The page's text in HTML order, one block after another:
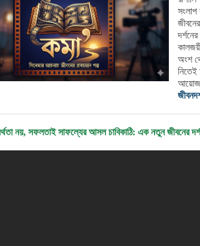
অংশ
নিতেই
নয়, সফলতাই সাফল্যের আসল চাবিকাঠি: এক নতুন জীবনের